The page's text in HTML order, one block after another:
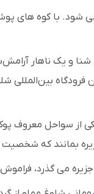
می شود. با کوه
و یک ناهار
بین‌المللی
از سواحل معروف
بمانند که شخصیت
جزیره می گذرد،